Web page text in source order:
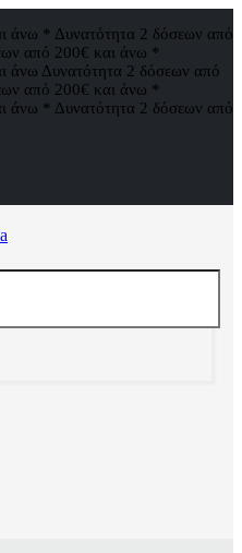
άνω * Δυνατότητα 2 δόσεων από
από 200€ και άνω *
άνω Δυνατότητα 2 δόσεων από
από 200€ και άνω *
άνω * Δυνατότητα 2 δόσεων από